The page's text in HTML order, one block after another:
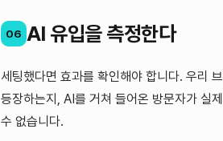
06 AI 유입을 측정한다
세팅했다면 효과를 확인해야 합니다. 우리
등장하는지, AI를 거쳐 들어온 방문자가 실
수 없습니다.